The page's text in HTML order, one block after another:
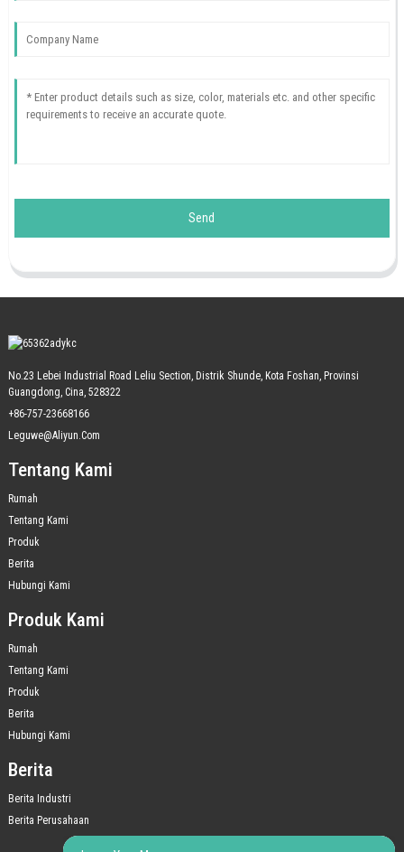
Send
No.23 Lebei Industrial Road Leliu Section, Distrik Shunde, Kota Foshan, Provinsi
Guangdong, Cina, 528322
+86-757-23668166
Leguwe@aliyun.com
Tentang Kami
Rumah
Tentang Kami
Produk
Berita
Hubungi Kami
Produk Kami
Rumah
Tentang Kami
Produk
Berita
Hubungi Kami
Berita
Berita Industri
Berita Perusahaan